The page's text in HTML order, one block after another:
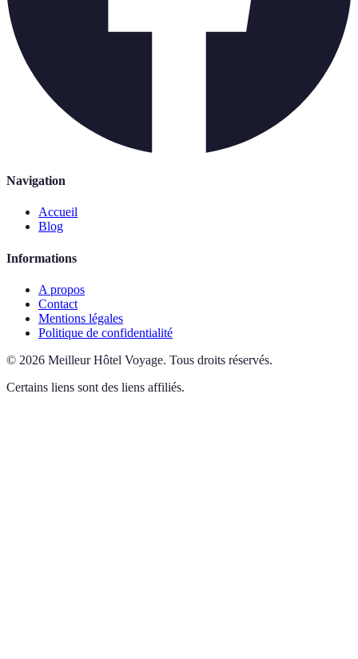
Navigation
Accueil
Blog
Informations
A propos
Contact
Mentions légales
Politique de confidentialité
© 2026 Meilleur Hôtel Voyage. Tous droits réservés.
Certains liens sont des liens affiliés.